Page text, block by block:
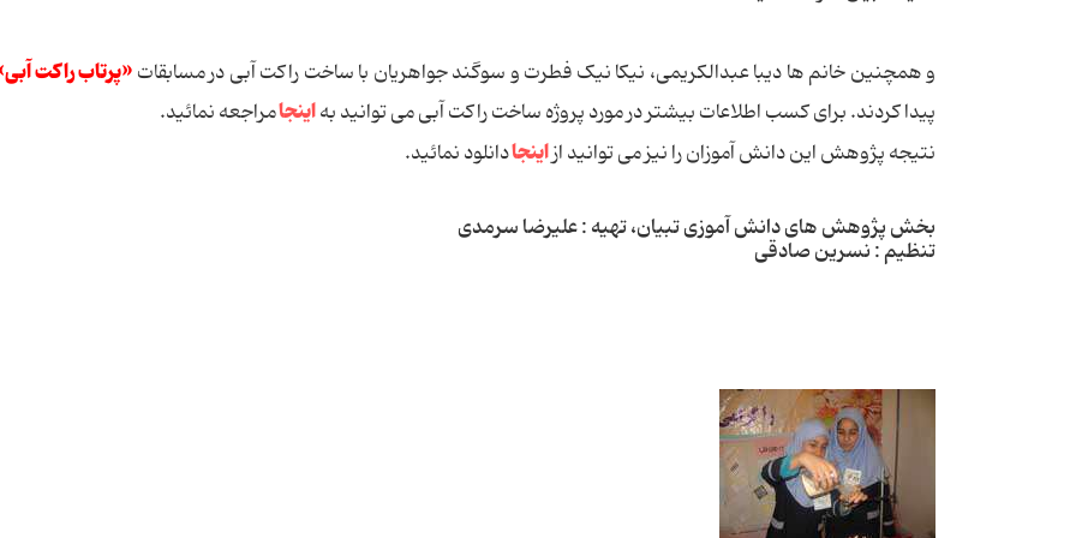
و همچنین خانم ها دیبا عبدالکریمی، نیکا نیک فطرت و سوگند جواهریان با ساخت راکت آبی در مسابقات«پرتاب راکت
پیدا کردند. برای کسب اطلاعات بیشتر در مورد پروژه ساخت راکت آبی می توانید بهاینجامراجعه نمائید.
نتیجه پژوهش این دانش آموزان را نیز می توانید ازاینجادانلود نمائید.
بخش پژوهش های دانش آموزی تبیان، تهیه : علیرضا سرمدی
تنظیم : نسرین صادقی